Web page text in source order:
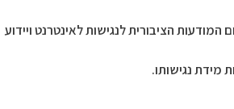
הציבורית לנגישות לאינטרנט ויידוע
מידת נגישותו.